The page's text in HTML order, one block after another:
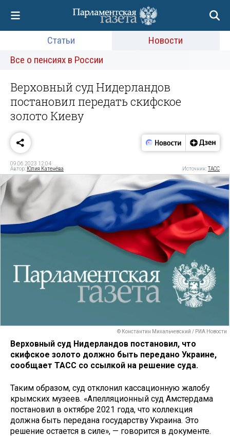
Статьи
Новости
Все о пенсиях в России
Верховный суд Нидерландов
постановил передать скифское
золото Киеву
09.06.2023 12:04
Автор: Юлия Катенёва Источник:ТАСС
© Константин Михальчевский / РИА Новости
Верховный суд Нидерландов постановил, что
скифское золото должно быть передано Украине,
сообщает ТАСС со ссылкой на решение суда.
Таким образом, суд отклонил кассационную жалобу
крымских музеев. «Апелляционный суд Амстердама
постановил в октябре 2021 года, что коллекция
должна быть передана государству Украина. Это
решение остается в силе», — говорится в документе.